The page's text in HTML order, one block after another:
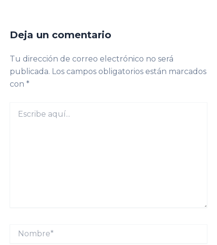
Deja un comentario
Tu dirección de correo electrónico no será
publicada. Los campos obligatorios están marcados
con *
aquí...
Nombre*